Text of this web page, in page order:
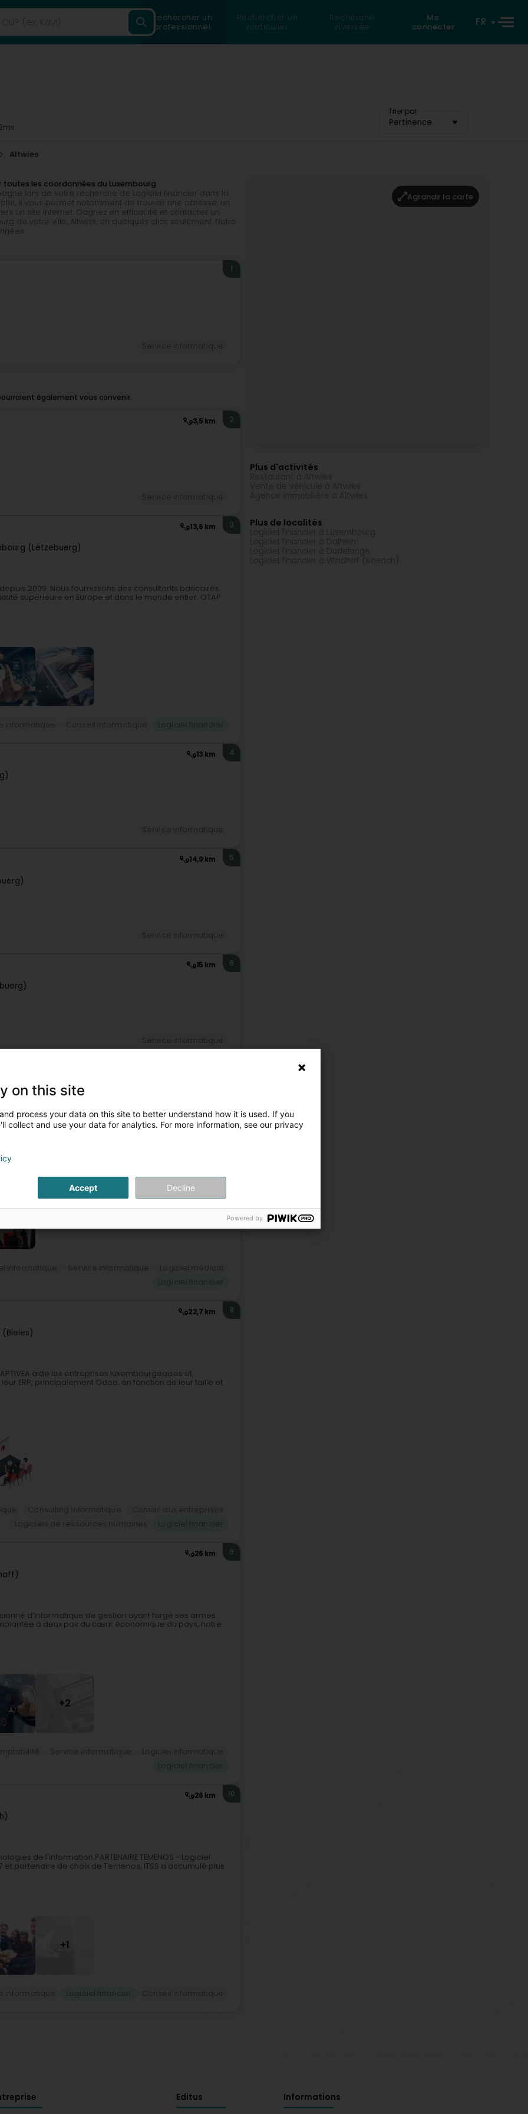
Rechercher un
professionnel
Rechercher un
particulier
Recherche
inversée
Me
connecter
FR
Trier par
Pertinence
Altwies
les coordonnées du Luxembourg
lors de votre recherche de Logiciel financier dans la
il vous permet notamment de trouver une adresse, un
un site internet. Gagnez en efficacité et contactez un
de votre ville, Altwies, en quelques clics seulement. Notre
1
également vous convenir.
3,5 km 2
13,6 km
(Lëtzebuerg)
3
2009. Nous fournissons des consultants bancaires
supérieure en Europe et dans le monde entier. OTAP
13 km 4
14,9 km 5
15 km 6
& CIE SECS
(Gréiwemaacher)
pour les services en ligne, les licences de logiciels et leur
les services d'experts de SCHNEIDER IT
22,7 km
(Bieles)
8
aide les entreprises luxembourgeoises et
ERP, principalement Odoo, en fonction de leur taille et
26 km 9
d’informatique de gestion ayant forgé ses armes
à deux pas du cœur économique du pays, notre
+2
26 km 10
de l'information.PARTENAIRE TEMENOS - Logiciel
partenaire de choix de Temenos, ITSS a accumulé plus
+1
Agrandir la carte
Plus d'activités
Plus de localités
Editus Informations
on this site
process your data on this site to better understand how it is used. If you
collect and use your data for analytics. For more information, see our privacy
Accept Decline
Powered by